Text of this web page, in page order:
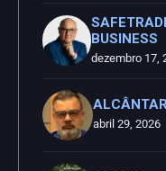
BUSINESS
dezembro 17,
abril 29, 2026